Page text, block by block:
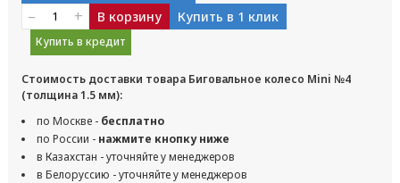
– + В корзину Купить в 1 клик
Купить в кредит
Стоимость доставки товара Биговальное колесо Mini №4
(толщина 1.5 мм):
по Москве - бесплатно
по России - нажмите кнопку ниже
в Казахстан - уточняйте у менеджеров
в Белоруссию - уточняйте у менеджеров